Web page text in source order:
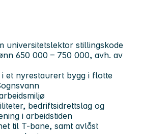
universitetslektor stillingskode
650 000 – 750 000, avh. av
et nyrestaurert bygg i flotte
bedriftsidrettslag og
i arbeidstiden
til T-bane, samt avlåst